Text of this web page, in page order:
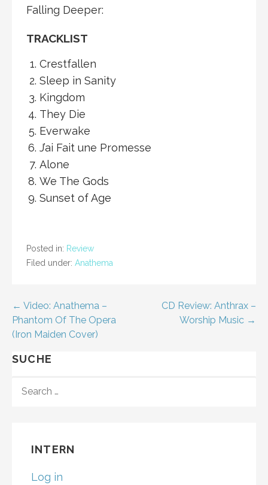
Falling Deeper:
TRACKLIST
Crestfallen
Sleep in Sanity
Kingdom
They Die
Everwake
J’ai Fait une Promesse
Alone
We The Gods
Sunset of Age
Posted in: Review
Filed under: Anathema
← Video: Anathema –
Phantom Of The Opera
(Iron Maiden Cover)
CD Review: Anthrax –
Worship Music →
SUCHE
INTERN
Log in